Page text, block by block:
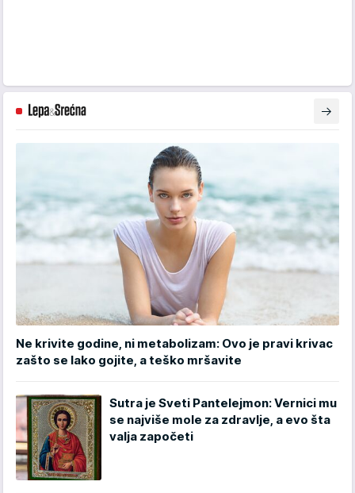
Ne krivite godine, ni metabolizam: Ovo je pravi krivac
zašto se lako gojite, a teško mršavite
Sutra je Sveti Pantelejmon: Vernici mu
se najviše mole za zdravlje, a evo šta
valja započeti